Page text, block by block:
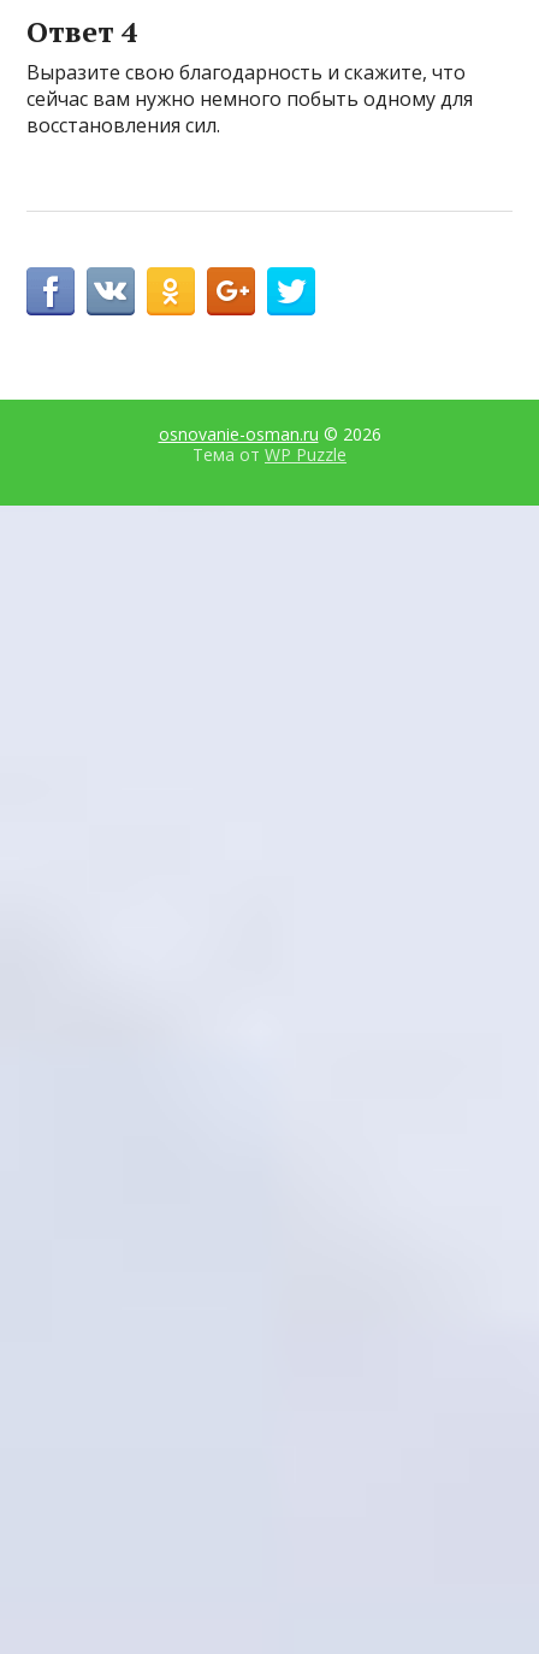
Ответ 4
Выразите свою благодарность и скажите, что
сейчас вам нужно немного побыть одному для
восстановления сил.
osnovanie-osman.ru © 2026
Тема от WP Puzzle